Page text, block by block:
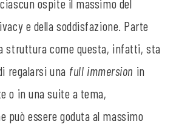
ospite il massimo del
e della soddisfazione. Parte
struttura come questa, infatti, sta
regalarsi una full immersion in
o in una suite a tema,
può essere goduta al massimo